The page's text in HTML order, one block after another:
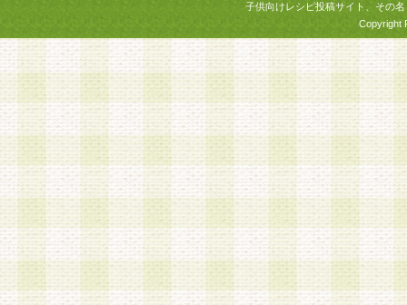
子供向けレシピ投稿サイト、その
Copyright